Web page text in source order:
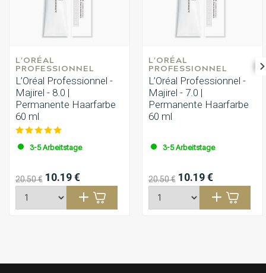
L'ORÉAL
PROFESSIONNEL
L’Oréal Professionnel -
Majirel - 8.0 |
Permanente Haarfarbe
60 ml
3-5 Arbeitstage
20.50 € 10.19 €
L'ORÉAL
PROFESSIONNEL
L’Oréal Professionnel -
Majirel - 7.0 |
Permanente Haarfarbe
60 ml
3-5 Arbeitstage
20.50 € 10.19 €